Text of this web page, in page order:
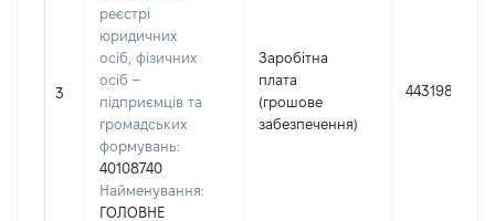
3
реєстрі
юридичних
осіб, фізичних
осіб –
підприємців та
громадських
формувань:
40108740
Найменування:
ГОЛОВНЕ
Заробітна
плата
(грошове
забезпечення)
443198